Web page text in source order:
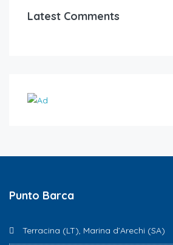
Latest Comments
Punto Barca
Terracina (LT), Marina d’Arechi (SA)